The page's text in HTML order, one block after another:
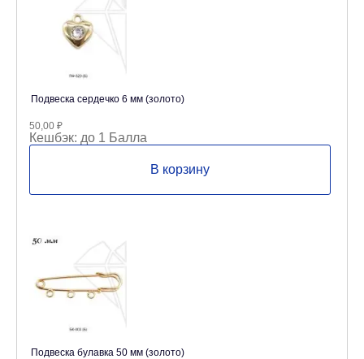
Подвеска сердечко 6 мм (золото)
50,00 ₽
Кешбэк: до 1 Балла
В корзину
Подвеска булавка 50 мм (золото)